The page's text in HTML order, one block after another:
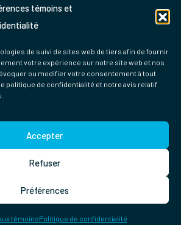
témoins et
de suivi de sites web de tiers afin de fournir
votre expérience sur notre site web et nos
ou modifier votre consentement à tout
politique de confidentialité et notre avis relatif
Accepter
Refuser
Préférences
témoinsPolitique de confidentialité
droits réservés | Enregistrement Tourisme